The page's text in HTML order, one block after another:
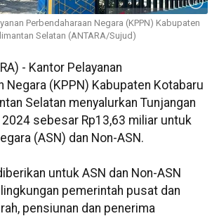
Perbendaharaan Negara (KPPN) Kabupaten
Selatan (ANTARA/Sujud)
- Kantor Pelayanan
Negara (KPPN) Kabupaten Kotabaru
Selatan menyalurkan Tunjangan
2024 sebesar Rp13,63 miliar untuk
(ASN) dan Non-ASN.
untuk ASN dan Non-ASN
pemerintah pusat dan
pensiunan dan penerima